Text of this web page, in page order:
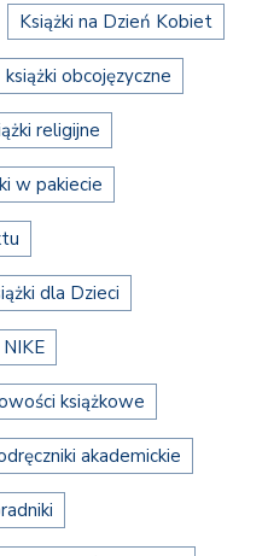
Książki na Dzień Kobiet
książki obcojęzyczne
religijne
w pakiecie
dla Dzieci
NIKE
książkowe
akademickie